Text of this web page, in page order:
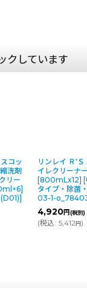
クしています
コッ
洗剤
リー
]
リンレイ Ｒ'
イレクリーナ
[800mLx12] [
タイプ・除菌
03-1-
4,920円(税別)
(税込: 5,412円)